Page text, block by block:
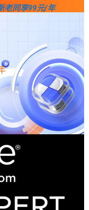
老同享99元/年